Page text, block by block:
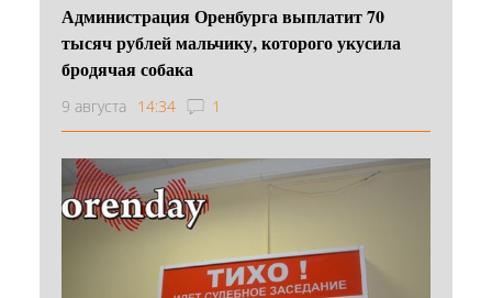
Администрация Оренбурга выплатит 70
тысяч рублей мальчику, которого укусила
бродячая собака
9 августа 14:34 1